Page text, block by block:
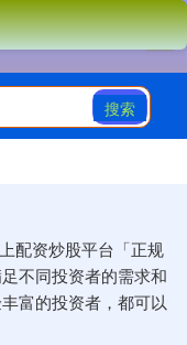
搜索
配资炒股平台「正规
不同投资者的需求和
富的投资者，都可以